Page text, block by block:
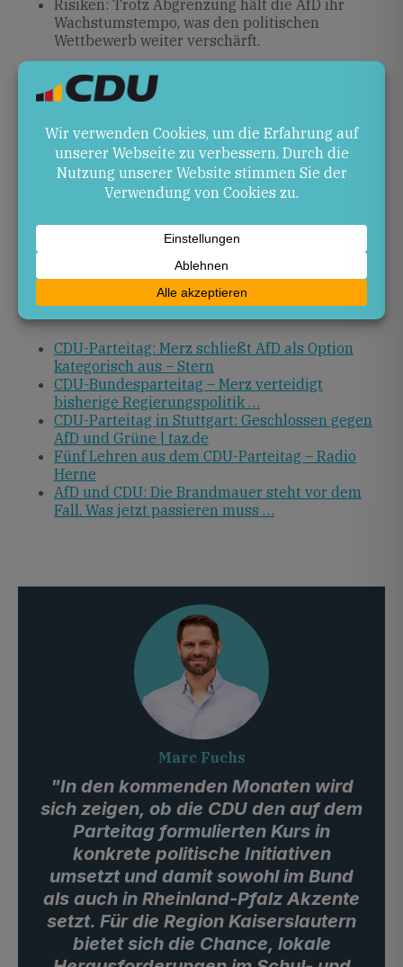
Risiken: Trotz Abgrenzung hält die AfD ihr
Wachstumstempo, was den politischen
Wettbewerb weiter verschärft.
Ausblick
In den kommenden Monaten wird sich zeigen, ob die
CDU den auf dem Parteitag formulierten Kurs in
konkrete politische Initiativen umsetzt und damit
sowohl im Bund als auch in Rheinland-Pfalz Akzente
setzt. Für die Region Kaiserslautern bietet sich die
Chance, lokale Herausforderungen im Schul- und
Infrastrukturbereich in Abstimmung mit
Bundesvorhaben voranzubringen.
Quellen
CDU-Parteitag: Merz schließt AfD als Option
kategorisch aus – Stern
CDU-Bundesparteitag – Merz verteidigt
bisherige Regierungspolitik …
CDU-Parteitag in Stuttgart: Geschlossen gegen
AfD und Grüne | taz.de
Fünf Lehren aus dem CDU-Parteitag – Radio
Herne
AfD und CDU: Die Brandmauer steht vor dem
Fall. Was jetzt passieren muss …
Marc Fuchs
"In den kommenden Monaten wird
sich zeigen, ob die CDU den auf dem
Parteitag formulierten Kurs in
konkrete politische Initiativen
umsetzt und damit sowohl im Bund
als auch in Rheinland-Pfalz Akzente
setzt. Für die Region Kaiserslautern
bietet sich die Chance, lokale